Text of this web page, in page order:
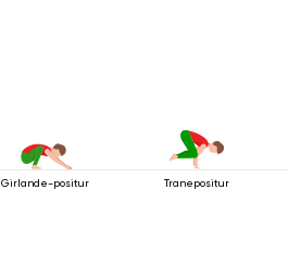
Girlande-positur Tranepositur